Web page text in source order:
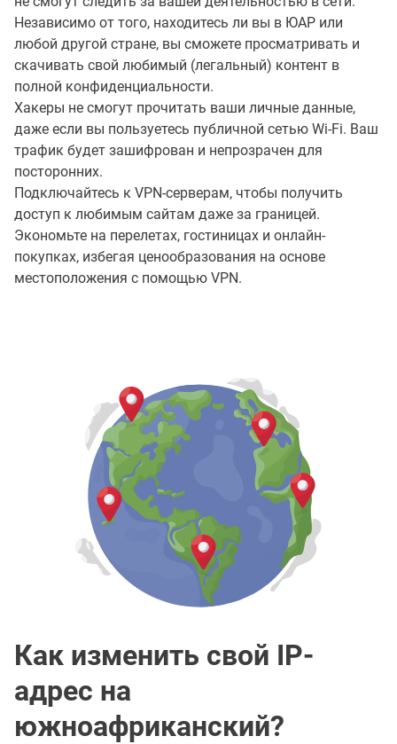
Независимо от того, находитесь ли вы в ЮАР или
любой другой стране, вы сможете просматривать и
скачивать свой любимый (легальный) контент в
полной конфиденциальности.
Хакеры не смогут прочитать ваши личные данные,
даже если вы пользуетесь публичной сетью Wi-Fi. Ваш
трафик будет зашифрован и непрозрачен для
посторонних.
Подключайтесь к VPN-серверам, чтобы получить
доступ к любимым сайтам даже за границей.
Экономьте на перелетах, гостиницах и онлайн-
покупках, избегая ценообразования на основе
местоположения с помощью VPN.
Как изменить свой IP-
адрес на
южноафриканский?